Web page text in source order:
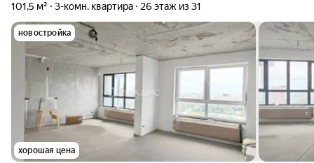
101,5 м² 3-комн. квартира 26 этаж из 31
новостройка
хорошая цена